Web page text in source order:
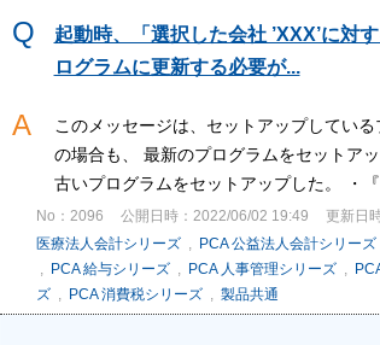
起動時、「選択した会社 ’XXX’に対
ログラムに更新する必要が...
このメッセージは、セットアップしてい
の場合も、 最新のプログラムをセットア
古いプログラムをセットアップした。 ・『
No：2096 公開日時：2022/06/02 19:49 更新日
医療法人会計シリーズ, PCA 公益法人会計シリーズ
, PCA 給与シリーズ, PCA 人事管理シリーズ,
ズ, PCA 消費税シリーズ, 製品共通